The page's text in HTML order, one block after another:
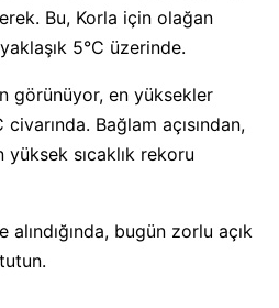
Bu, Korla için olağan
5°C üzerinde.
görünüyor, en yüksekler
Bağlam açısından,
sıcaklık rekoru
bugün zorlu açık